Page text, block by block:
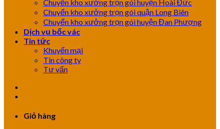
Chuyển kho xưởng trọn gói huyện Hoài Đức
Chuyển kho xưởng trọn gói quận Long Biên
Chuyển kho xưởng trọn gói huyện Đan Phượng
Dịch vụ bốc vác
Tin tức
Khuyến mại
Tin công ty
Tư vấn
Giỏ hàng